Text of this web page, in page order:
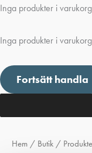
Inga produkter i
Inga produkter i
Fortsätt handla
Hem / Butik /